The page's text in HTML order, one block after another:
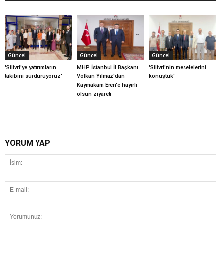
Güncel
'Silivri'ye yatırımların
takibini sürdürüyoruz'
Güncel
MHP İstanbul İl Başkanı
Volkan Yılmaz'dan
Kaymakam Eren'e hayırlı
olsun ziyareti
Güncel
'Silivri'nin meselelerini
konuştuk'
YORUM YAP